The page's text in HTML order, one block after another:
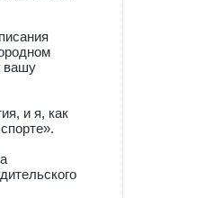
вашу
и я, как